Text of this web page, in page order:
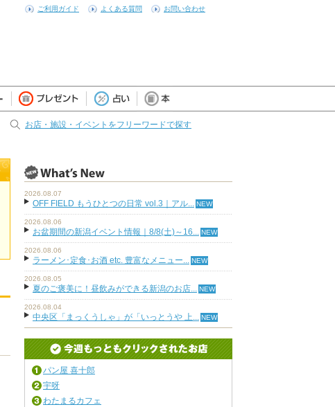
ご利用ガイド よくある質問 お問い合わせ
お店・施設・イベントをフリーワードで探す
2026.08.07
OFF FIELD もうひとつの日常 vol.3｜アル...
2026.08.06
お盆期間の新潟イベント情報｜8/8(土)～16...
2026.08.06
ラーメン･定食･お酒 etc. 豊富なメニュー...
2026.08.05
夏のご褒美に！昼飲みができる新潟のお店...
2026.08.04
中央区「まっくうしゃ」が「いっとうや 上...
パン屋 喜十郎
宇呀
わたまるカフェ